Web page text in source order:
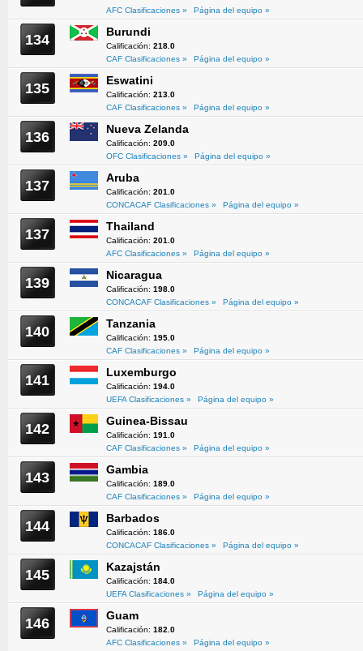
AFC Clasificaciones »
Página del equipo »
134 Burundi
Calificación: 218.0
CAF Clasificaciones »
Página del equipo »
135 Eswatini
Calificación: 213.0
CAF Clasificaciones »
Página del equipo »
136 Nueva Zelanda
Calificación: 209.0
OFC Clasificaciones »
Página del equipo »
137 Aruba
Calificación: 201.0
CONCACAF Clasificaciones »
Página del equipo »
137 Thailand
Calificación: 201.0
AFC Clasificaciones »
Página del equipo »
139 Nicaragua
Calificación: 198.0
CONCACAF Clasificaciones »
Página del equipo »
140 Tanzania
Calificación: 195.0
CAF Clasificaciones »
Página del equipo »
141 Luxemburgo
Calificación: 194.0
UEFA Clasificaciones »
Página del equipo »
142 Guinea-Bissau
Calificación: 191.0
CAF Clasificaciones »
Página del equipo »
143 Gambia
Calificación: 189.0
CAF Clasificaciones »
Página del equipo »
144 Barbados
Calificación: 186.0
CONCACAF Clasificaciones »
Página del equipo »
145 Kazajstán
Calificación: 184.0
UEFA Clasificaciones »
Página del equipo »
146 Guam
Calificación: 182.0
AFC Clasificaciones »
Página del equipo »